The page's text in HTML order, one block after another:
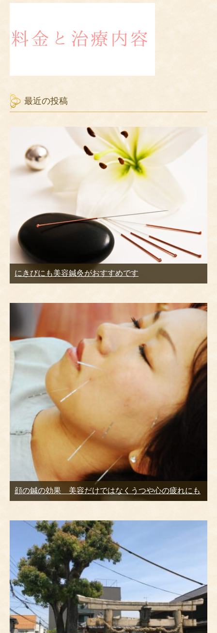
最近の投稿
にきびにも美容鍼灸がおすすめです
顔の鍼の効果 美容だけではなくうつや心の疲れにも